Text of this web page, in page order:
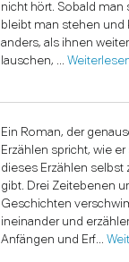
nicht hört. Sobald man
bleibt man stehen und
anders, als ihnen
lauschen, ...
Ein Roman, der
Erzählen spricht, wie er
dieses Erzählen selbst
gibt. Drei Zeitebenen
Geschichten
ineinander und
Anfängen und Erf...